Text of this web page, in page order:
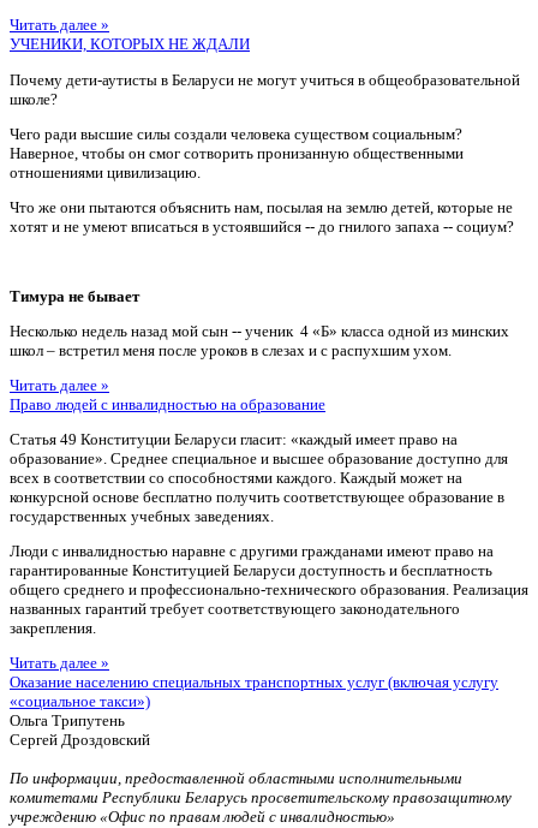
Читать далее »
УЧЕНИКИ, КОТОРЫХ НЕ ЖДАЛИ
Почему дети-аутисты в Беларуси не могут учиться в общеобразовательной
школе?
Чего ради высшие силы создали человека существом социальным?
Наверное, чтобы он смог сотворить пронизанную общественными
отношениями цивилизацию.
Что же они пытаются объяснить нам, посылая на землю детей, которые не
хотят и не умеют вписаться в устоявшийся -- до гнилого запаха -- социум?
Тимура не бывает
Несколько недель назад мой сын -- ученик 4 «Б» класса одной из минских
школ – встретил меня после уроков в слезах и с распухшим ухом.
Читать далее »
Право людей с инвалидностью на образование
Статья 49 Конституции Беларуси гласит: «каждый имеет право на
образование». Среднее специальное и высшее образование доступно для
всех в соответствии со способностями каждого. Каждый может на
конкурсной основе бесплатно получить соответствующее образование в
государственных учебных заведениях.
Люди с инвалидностью наравне с другими гражданами имеют право на
гарантированные Конституцией Беларуси доступность и бесплатность
общего среднего и профессионально-технического образования. Реализация
названных гарантий требует соответствующего законодательного
закрепления.
Читать далее »
Оказание населению специальных транспортных услуг (включая услугу
«социальное такси»)
Ольга Трипутень
Сергей Дроздовский
По информации, предоставленной областными исполнительными
комитетами Республики Беларусь просветительскому правозащитному
учреждению «Офис по правам людей с инвалидностью»